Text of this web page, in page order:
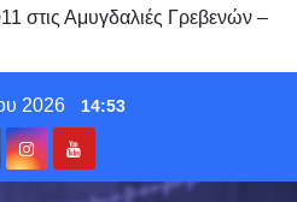
στις Αμυγδαλιές Γρεβενών –
2026 14:53